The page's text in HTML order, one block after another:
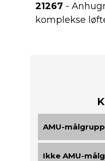
21267 -
komplekse
AMU-
Ikke AMU-